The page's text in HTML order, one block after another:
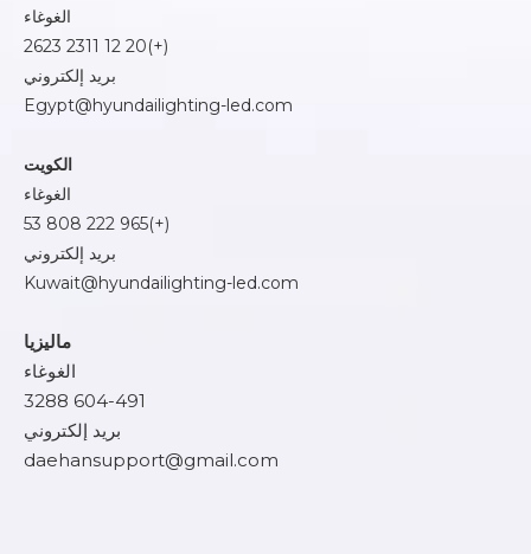
الغوغاء
(+)20 12 2311 2623
بريد إلكتروني
Egypt@hyundailighting-led.com
الكويت
الغوغاء
(+)965 222 808 53
بريد إلكتروني
Kuwait@hyundailighting-led.com
ماليزيا
الغوغاء
604-491 3288
بريد إلكتروني
daehansupport@gmail.com